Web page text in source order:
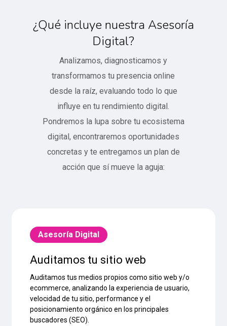
¿Qué incluye nuestra Asesoría
Digital?
Analizamos, diagnosticamos y
transformamos tu presencia online
desde la raíz, evaluando todo lo que
influye en tu rendimiento digital.
Pondremos la lupa sobre tu ecosistema
digital, encontraremos oportunidades
concretas y te entregamos un plan de
acción que sí mueve la aguja:
Asesoría Digital
Auditamos tu sitio web
Auditamos tus medios propios como sitio web y/o
ecommerce, analizando la experiencia de usuario,
velocidad de tu sitio, performance y el
posicionamiento orgánico en los principales
buscadores (SEO).